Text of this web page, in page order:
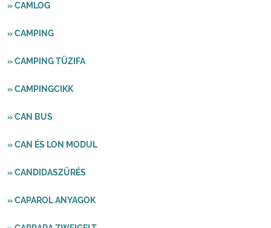
» CAMLOG
» CAMPING
» CAMPING TÜZIFA
» CAMPINGCIKK
» CAN BUS
» CAN ÉS LON MODUL
» CANDIDASZŰRÉS
» CAPAROL ANYAGOK